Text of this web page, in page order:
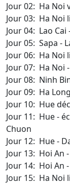
Jour 02: Ha Noi
Jour 03: Ha Noi
Jour 04: Lao Cai
Jour 05: Sapa -
Jour 06: Ha Noi
Jour 07: Ha Noi
Jour 08: Ninh
Jour 09: Ha
Jour 10: Hue
Jour 11: Hue -
Chuon
Jour 12: Hue -
Jour 13: Hoi An
Jour 14: Hoi An
Jour 15: Ha Noi